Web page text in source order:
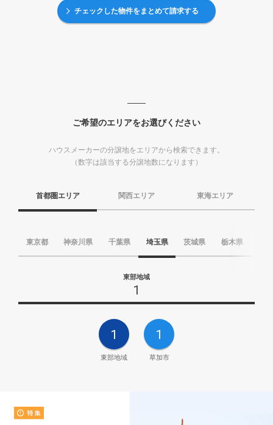
チェックした物件をまとめて請求する
ご希望のエリアをお選びください
ハウスメーカーの分譲地をエリアから検索できます。
（数字は該当する分譲地数になります）
首都圏エリア 関西エリア 東海エリア
東京都 神奈川県 千葉県 埼玉県 茨城県 栃木県
東部地域
1
1
東部地域
1
草加市